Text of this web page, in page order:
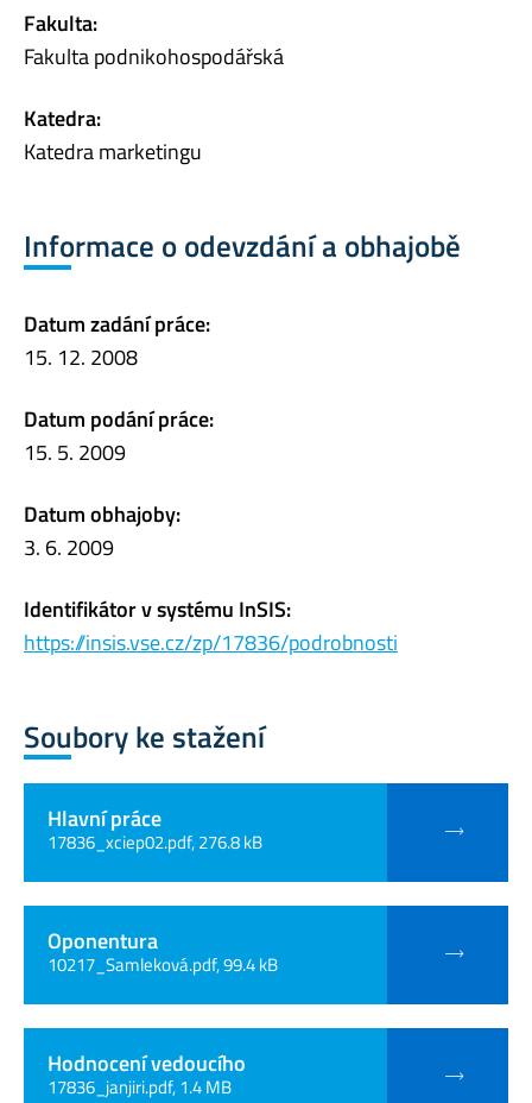
Fakulta:
Fakulta podnikohospodářská
Katedra:
Katedra marketingu
Informace o odevzdání a obhajobě
Datum zadání práce:
15. 12. 2008
Datum podání práce:
15. 5. 2009
Datum obhajoby:
3. 6. 2009
Identifikátor v systému InSIS:
https://insis.vse.cz/zp/17836/podrobnosti
Soubory ke stažení
Hlavní práce
17836_xciep02.pdf, 276.8 kB
Oponentura
10217_Samleková.pdf, 99.4 kB
Hodnocení vedoucího
17836_janjiri.pdf, 1.4 MB